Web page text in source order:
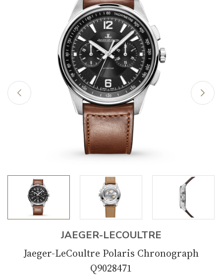
JAEGER-LECOULTRE
Jaeger-LeCoultre Polaris Chronograph
Q9028471